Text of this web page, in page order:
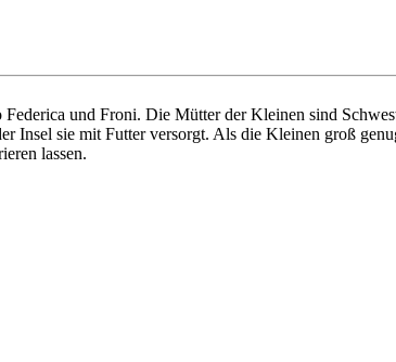
und Froni. Die Mütter der Kleinen sind
Insel sie mit Futter versorgt. Als die Kleinen groß
lassen.